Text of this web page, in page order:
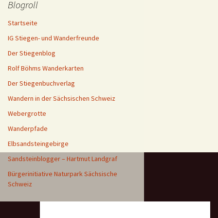
Blogroll
Startseite
IG Stiegen- und Wanderfreunde
Der Stiegenblog
Rolf Böhms Wanderkarten
Der Stiegenbuchverlag
Wandern in der Sächsischen Schweiz
Webergrotte
Wanderpfade
Elbsandsteingebirge
Sandsteinblogger – Hartmut Landgraf
Bürgerinitiative Naturpark Sächsische
Schweiz